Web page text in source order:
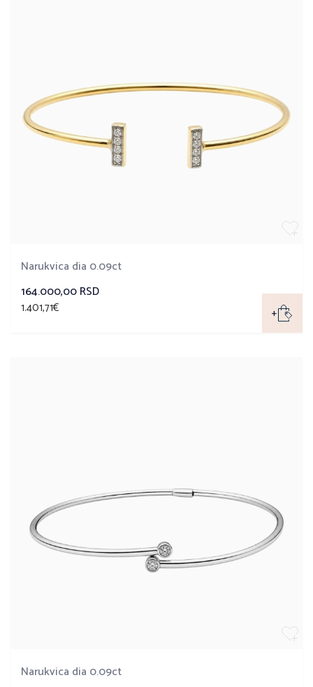
Narukvica dia 0.09ct
164.000,00 RSD
1.401,71€ +
Narukvica dia 0.09ct